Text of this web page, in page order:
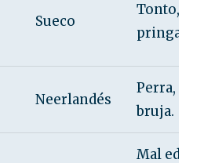
Sueco
Tonto,
pringado.
Neerlandés
Perra,
bruja.
Mal